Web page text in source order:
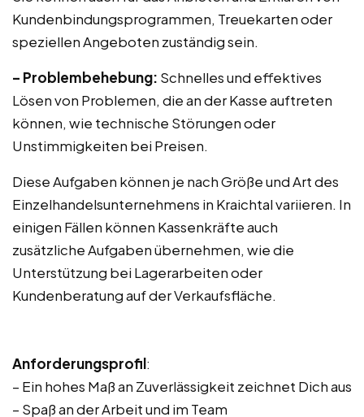
Kundenbindungsprogrammen, Treuekarten oder
speziellen Angeboten zuständig sein.
– Problembehebung: Schnelles und effektives
Lösen von Problemen, die an der Kasse auftreten
können, wie technische Störungen oder
Unstimmigkeiten bei Preisen.
Diese Aufgaben können je nach Größe und Art des
Einzelhandelsunternehmens in Kraichtal variieren. In
einigen Fällen können Kassenkräfte auch
zusätzliche Aufgaben übernehmen, wie die
Unterstützung bei Lagerarbeiten oder
Kundenberatung auf der Verkaufsfläche.
Anforderungsprofil:
– Ein hohes Maß an Zuverlässigkeit zeichnet Dich aus
– Spaß an der Arbeit und im Team